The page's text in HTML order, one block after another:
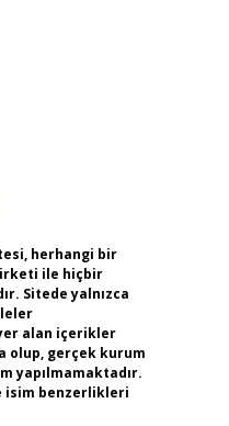
herhangi bir
ile hiçbir
Sitede yalnızca
alan içerikler
olup, gerçek kurum
yapılmamaktadır.
isim benzerlikleri